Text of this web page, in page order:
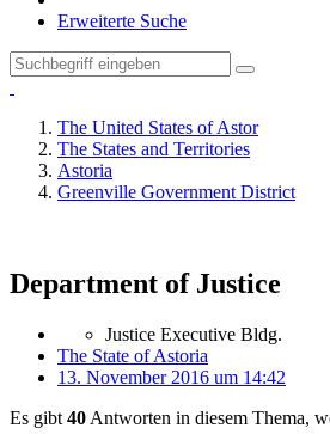
Erweiterte Suche
The United States of Astor
The States and Territories
Astoria
Greenville Government District
Department of Justice
Justice Executive Bldg.
The State of Astoria
13. November 2016 um 14:42
Es gibt 40 Antworten in diesem Thema,